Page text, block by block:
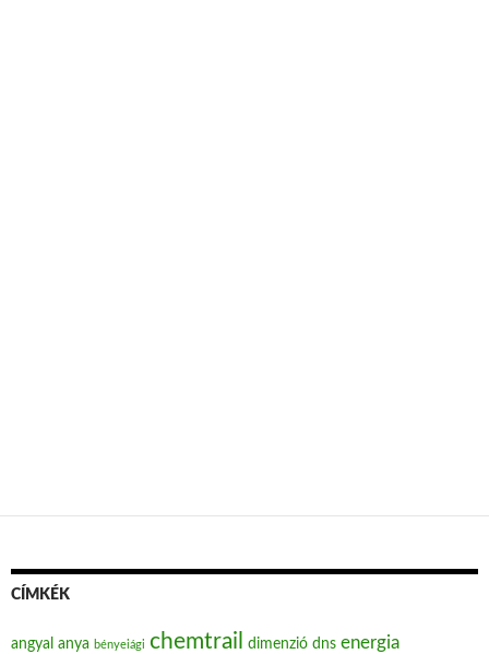
CÍMKÉK
angyal anya bényeiági chemtrail dimenzió dns energia